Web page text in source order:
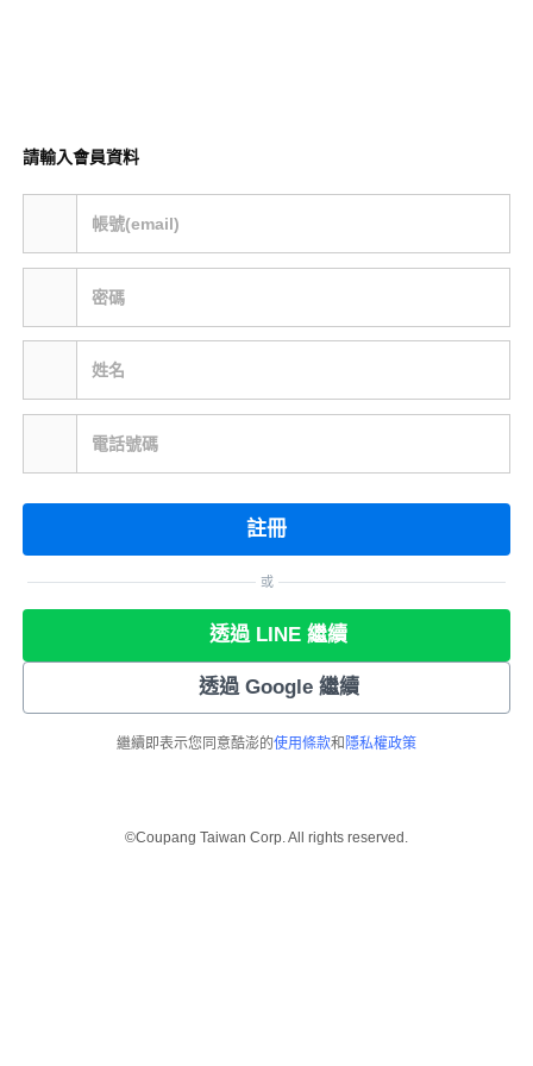
請輸入會員資料
帳號(email)
密碼
姓名
電話號碼
註冊
或
透過 LINE 繼續
透過 Google 繼續
繼續即表示您同意酷澎的使用條款和 隱私權政策
©Coupang Taiwan Corp. All rights reserved.